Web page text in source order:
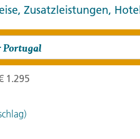
sind mit das
nur ein See,
den Ort Sete
Zusatzleistungen,
1.295